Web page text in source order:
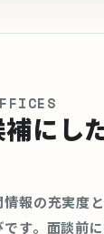
にし
報の充実度
す。面談前